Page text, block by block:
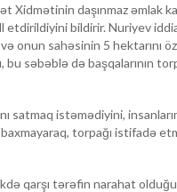
Xidmətinin daşınmaz əmlak
etdirildiyini bildirir. Nuriyev
onun sahəsinin 5 hektarını
səbəblə də başqalarının
satmaq istəmədiyini,
torpağı istifadə
qarşı tərəfin narahat